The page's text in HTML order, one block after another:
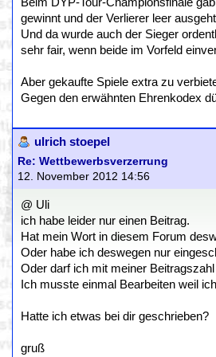
gewinnt und der Verlierer leer
Und da wurde auch der Sieger
sehr fair, wenn beide im Vorfeld
Aber gekaufte Spiele extra zu
Gegen den erwähnten Ehrenkodex
ulrich stoepel
Re: Wettbewerbsverzerrung
12. November 2012 14:56
@ Uli
ich habe leider nur einen Beitrag.
Hat mein Wort in diesem Forum
Oder habe ich deswegen nur
Oder darf ich mit meiner
Ich musste einmal Bearbeiten weil
Hatte ich etwas bei dir geschrieben?
gruß